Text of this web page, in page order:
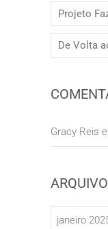
Projeto
De Volta
Gracy Reis
janeiro